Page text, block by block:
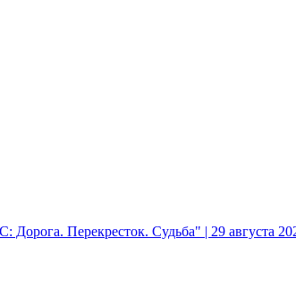
Перекресток. Судьба" | 29 августа